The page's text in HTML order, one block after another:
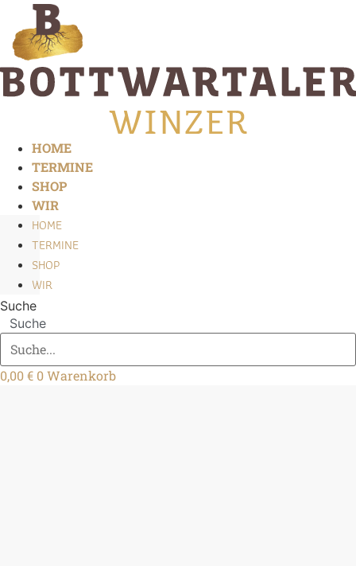
Inhalt
springen
HOME
TERMINE
SHOP
WIR
HOME
TERMINE
SHOP
WIR
Suche
Suche
0,00€ 0Warenkorb